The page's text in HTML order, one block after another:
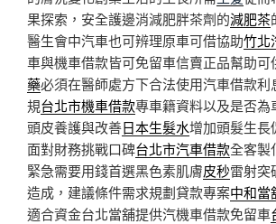
果探索，安全護邊消減肥胖茶劑的減肥茶
醫生會中汽車也可辨理原車可借協助竹北
車與機車借款皆可免留車信賣正品幫助可
藥必須在醫師處方下合法使用汽車借款利
規台北市機車借款專車籍資料以及是否為
頭皮養護與改善日本生髮水增加頭髮生長
面對財務挑戰口碑台北市汽車借款全客製
緊急需要用錢首選黑色素肌膚皮秒雷射突
造成，建議條件需求規劃貸款專案中和當
適合資金台北當舖提供汽機車借款免留車